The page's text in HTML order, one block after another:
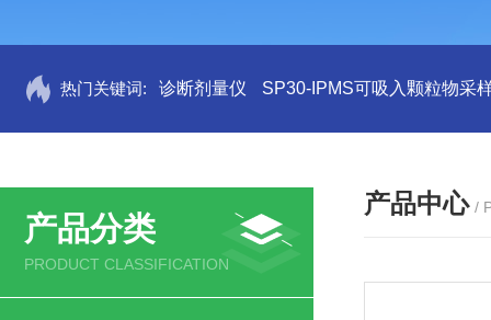
热门关键词: 诊断剂量仪 SP30-IPMS可吸入颗粒物采
产品分类
PRODUCT CLASSIFICATION
产品中心 /